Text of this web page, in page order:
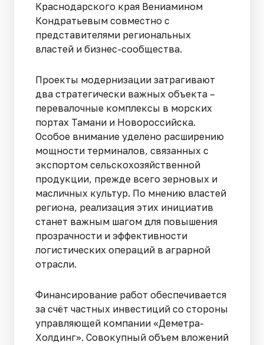
Краснодарского края Вениамином
Кондратьевым совместно с
представителями региональных
властей и бизнес-сообщества.
Проекты модернизации затрагивают
два стратегически важных объекта –
перевалочные комплексы в морских
портах Тамани и Новороссийска.
Особое внимание уделено расширению
мощности терминалов, связанных с
экспортом сельскохозяйственной
продукции, прежде всего зерновых и
масличных культур. По мнению властей
региона, реализация этих инициатив
станет важным шагом для повышения
прозрачности и эффективности
логистических операций в аграрной
отрасли.
Финансирование работ обеспечивается
за счёт частных инвестиций со стороны
управляющей компании «Деметра-
Холдинг». Совокупный объем вложений